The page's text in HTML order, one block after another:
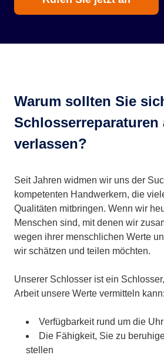
Warum sollten Sie
Schlosserreparaturen
verlassen?
Seit Jahren widmen wir uns der
kompetenten Handwerkern, die
Qualitäten mitbringen. Wenn wir
Menschen sind, mit denen wir
wegen ihrer menschlichen Werte
wir schätzen und teilen möchten.
Unserer Schlosser ist ein
Arbeit unsere Werte vermitteln kann:
Verfügbarkeit rund um die Uhr
Die Fähigkeit, Sie zu
stellen